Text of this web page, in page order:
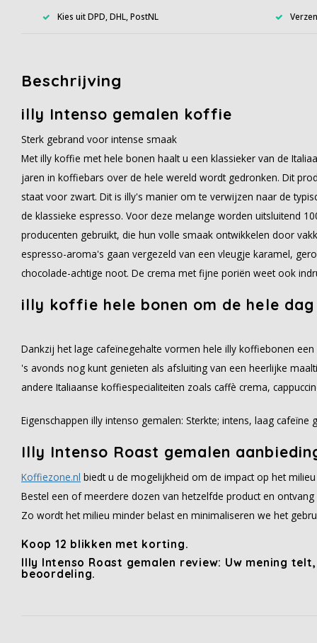
Kies uit DPD, DHL, PostNL
Beschrijving
illy Intenso gemalen koffie
Sterk gebrand voor intense smaak
Met illy koffie met hele bonen haalt u een klassieker van de
jaren in koffiebars over de hele wereld wordt gedronken. Dit
staat voor zwart. Dit is illy's manier om te verwijzen naar de
de klassieke espresso. Voor deze melange worden uitsluitend
producenten gebruikt, die hun volle smaak ontwikkelen door
espresso-aroma's gaan vergezeld van een vleugje karamel,
chocolade-achtige noot. De crema met fijne poriën weet ook
illy koffie hele bonen om de hele
Dankzij het lage cafeïnegehalte vormen hele illy koffiebonen
's avonds nog kunt genieten als afsluiting van een heerlijke
andere Italiaanse koffiespecialiteiten zoals caffè crema,
Eigenschappen illy intenso gemalen: Sterkte; intens, laag cafeïne
Illy Intenso Roast gemalen
Koffiezone.nl biedt u de mogelijkheid om de impact op het
Bestel een of meerdere dozen van hetzelfde product en
Zo wordt het milieu minder belast en minimaliseren we het
Koop 12 blikken met korting.
Illy Intenso Roast gemalen review: Uw mening
beoordeling.